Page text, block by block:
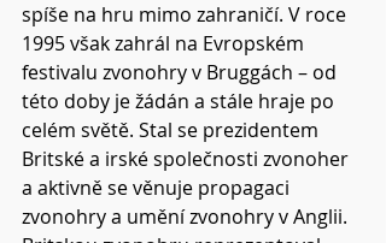
spíše na hru mimo zahraničí. V roce
1995 však zahrál na Evropském
festivalu zvonohry v Bruggách – od
této doby je žádán a stále hraje po
celém světě. Stal se prezidentem
Britské a irské společnosti zvonoher
a aktivně se věnuje propagaci
zvonohry a umění zvonohry v Anglii.